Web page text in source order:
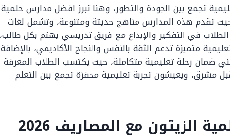
تجمع بين الجودة والتطور، وهنا تبرز افضل مدارس حلمية
حيث تقدم هذه المدارس مناهج حديثة ومتنوعة، وتشمل لغات
في التفكير والإبداع مع فريق تدريسي يهتم بكل طالب،
متميزة تدعم الثقة بالنفس والنجاح الأكاديمي، بالإضافة
ضمان رحلة تعليمية متكاملة، حيث يكتسب الطلاب المعرفة
مشرق، ويعيشون تجربة تعليمية محفزة تجمع بين التعلم
مع المصاريف 2026